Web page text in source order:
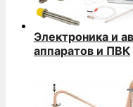
Электроника и
аппаратов и ПВК